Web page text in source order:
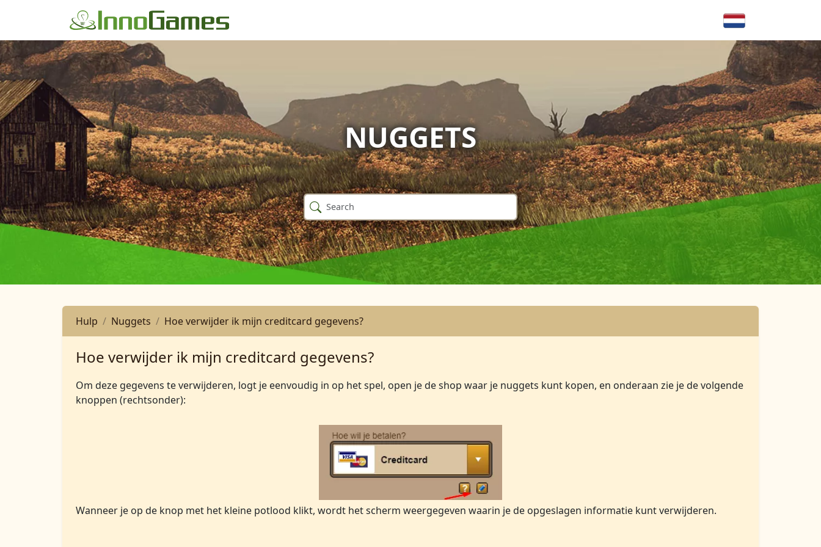
NUGGETS
Hulp Nuggets Hoe verwijder ik mijn creditcard gegevens?
Hoe verwijder ik mijn creditcard gegevens?
Om deze gegevens te verwijderen, logt je eenvoudig in op het spel, open je de shop waar je nuggets kunt kopen, en onderaan zie je de volgende
knoppen (rechtsonder):
Wanneer je op de knop met het kleine potlood klikt, wordt het scherm weergegeven waarin je de opgeslagen informatie kunt verwijderen.